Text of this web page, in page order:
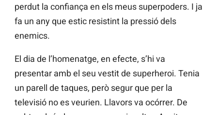
perdut la confiança en els meus superpoders. I ja
fa un any que estic resistint la pressió dels
enemics.
El dia de l’homenatge, en efecte, s’hi va
presentar amb el seu vestit de superheroi. Tenia
un parell de taques, però segur que per la
televisió no es veurien. Llavors va ocórrer. De